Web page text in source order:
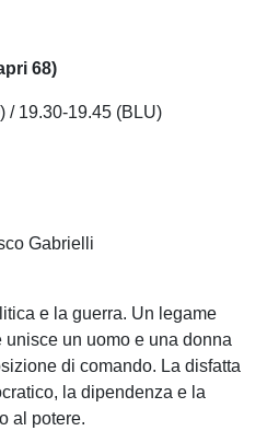
68)
/ 19.30-19.45 (BLU)
Gabrielli
e la guerra. Un legame
un uomo e una donna
di comando. La disfatta
la dipendenza e la
al potere.